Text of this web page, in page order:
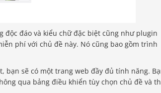
độc đáo và kiểu chữ đặc biệt cũng như plugin
phí với chủ đề này. Nó cũng bao gồm trình
bạn sẽ có một trang web đầy đủ tính năng.
qua bảng điều khiển tùy chọn chủ đề và